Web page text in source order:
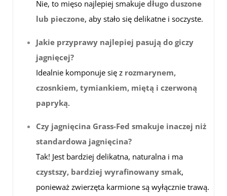
Nie, to mięso najlepiej smakuje długo duszone
lub pieczone, aby stało się delikatne i soczyste.
Jakie przyprawy najlepiej pasują do giczy
jagnięcej?
Idealnie komponuje się z rozmarynem,
czosnkiem, tymiankiem, miętą i czerwoną
papryką.
Czy jagnięcina Grass-Fed smakuje inaczej niż
standardowa jagnięcina?
Tak! Jest bardziej delikatna, naturalna i ma
czystszy, bardziej wyrafinowany smak,
ponieważ zwierzęta karmione są wyłącznie trawą.